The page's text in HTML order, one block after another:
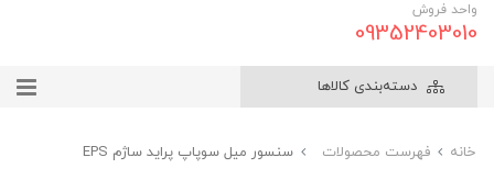
واحد فروش
09352403010
دسته‌بندی کالاها
خانه فهرست محصولات سنسور ميل سوپاپ پرايد ساژم EPS